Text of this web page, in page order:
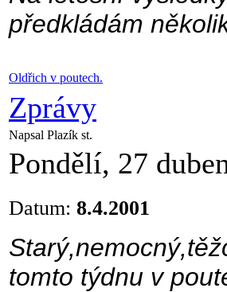
předkládám
Oldřich v poutech.
Zprávy
Napsal Plazík st.
Pondělí, 27
Datum: 8.4.2001
tomto týdnu v